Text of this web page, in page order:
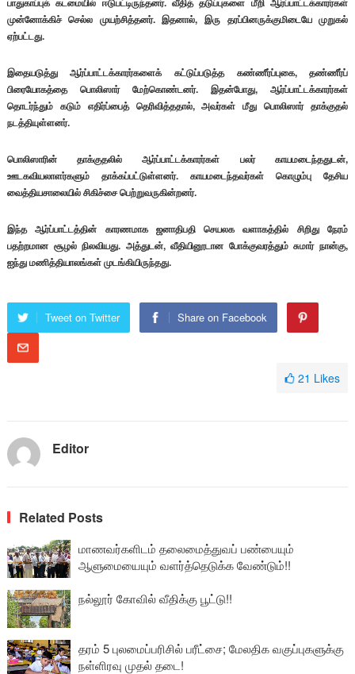
முன்னோக்கிச் செல்ல முயற்சித்தனர். இதனால், இரு தரப்பினருக்குமிடையே முறுகல்
ஏற்பட்டது.
இதையடுத்து ஆர்ப்பாட்டக்காரர்களைக் கட்டுப்படுத்த கண்ணீர்ப்புகை, தண்ணீர்ப்
பிரையோகத்தை பொலிஸார் மேற்கொண்டனர். இதன்போது, ஆர்ப்பாட்டக்காரர்கள்
தொடர்ந்தும் கடும் எதிர்ப்பைத் தெரிவித்ததால், அவர்கள் மீது பொலிஸார் தாக்குதல்
நடத்தியுள்ளனர்.
பொலிஸாரின் தாக்குதலில் ஆர்ப்பாட்டக்காரர்கள் பலர் காயமடைந்ததுடன்,
ஊடகவியலாளர்களும் தாக்கப்பட்டுள்ளனர். காயமடைந்தவர்கள் கொழும்பு தேசிய
வைத்தியசாலையில் சிகிச்சை பெற்றுவருகின்றனர்.
இந்த ஆர்ப்பாட்டத்தின் காரணமாக ஜனாதிபதி செயலக வளாகத்தில் சிறிது நேரம்
பதற்றமான சூழல் நிலவியது. அத்துடன், வீதியினூடான போக்குவரத்தும் சுமார் நான்கு,
ஐந்து மணித்தியாலங்கள் முடங்கியிருந்தது.
Tweet on Twitter Share on Facebook
21 Likes
Editor
Related Posts
மாணவர்களிடம் தலைமைத்துவப் பண்பையும்
ஆளுமையையும் வளர்த்தெடுக்க வேண்டும்!!
நல்லூர் கோவில் வீதிக்கு பூட்டு!!
தரம் 5 புலமைப்பரிசில் பரீட்சை; மேலதிக வகுப்புகளுக்கு
நள்ளிரவு முதல் தடை!